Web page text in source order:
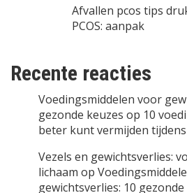
Afvallen pcos tips
PCOS: aanpak
Recente reacties
Voedingsmiddelen voor
gezonde keuzes op 10
beter kunt vermijden
Vezels en gewichtsverlies:
lichaam op
gewichtsverlies: 10 gezonde